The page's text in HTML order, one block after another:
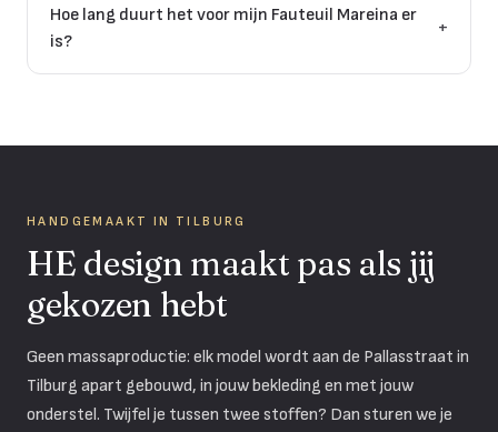
Hoe lang duurt het voor mijn Fauteuil Mareina er
is?
+
HANDGEMAAKT IN TILBURG
HE design maakt pas als jij
gekozen hebt
Geen massaproductie: elk model wordt aan de Pallasstraat in
Tilburg apart gebouwd, in jouw bekleding en met jouw
onderstel. Twijfel je tussen twee stoffen? Dan sturen we je